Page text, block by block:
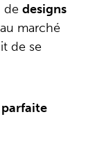
de designs
marché
de se
parfaite